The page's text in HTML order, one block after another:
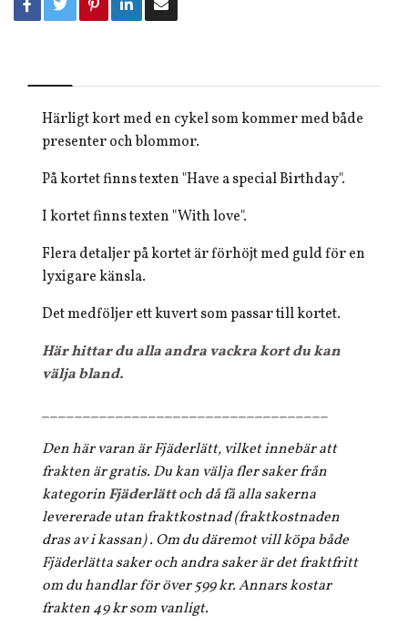
Härligt kort med en cykel som kommer med både
presenter och blommor.
På kortet finns texten "Have a special Birthday".
I kortet finns texten "With love".
Flera detaljer på kortet är förhöjt med guld för en
lyxigare känsla.
Det medföljer ett kuvert som passar till kortet.
Här hittar du alla andra vackra kort du kan
välja bland.
___________________________________
Den här varan är Fjäderlätt, vilket innebär att
frakten är gratis. Du kan välja fler saker från
kategorinFjäderlättoch då få alla sakerna
levererade utan fraktkostnad (fraktkostnaden
dras av i kassan) . Om du däremot vill köpa både
Fjäderlätta saker och andra saker är det fraktfritt
om du handlar för över 599 kr. Annars kostar
frakten 49 kr som vanligt.